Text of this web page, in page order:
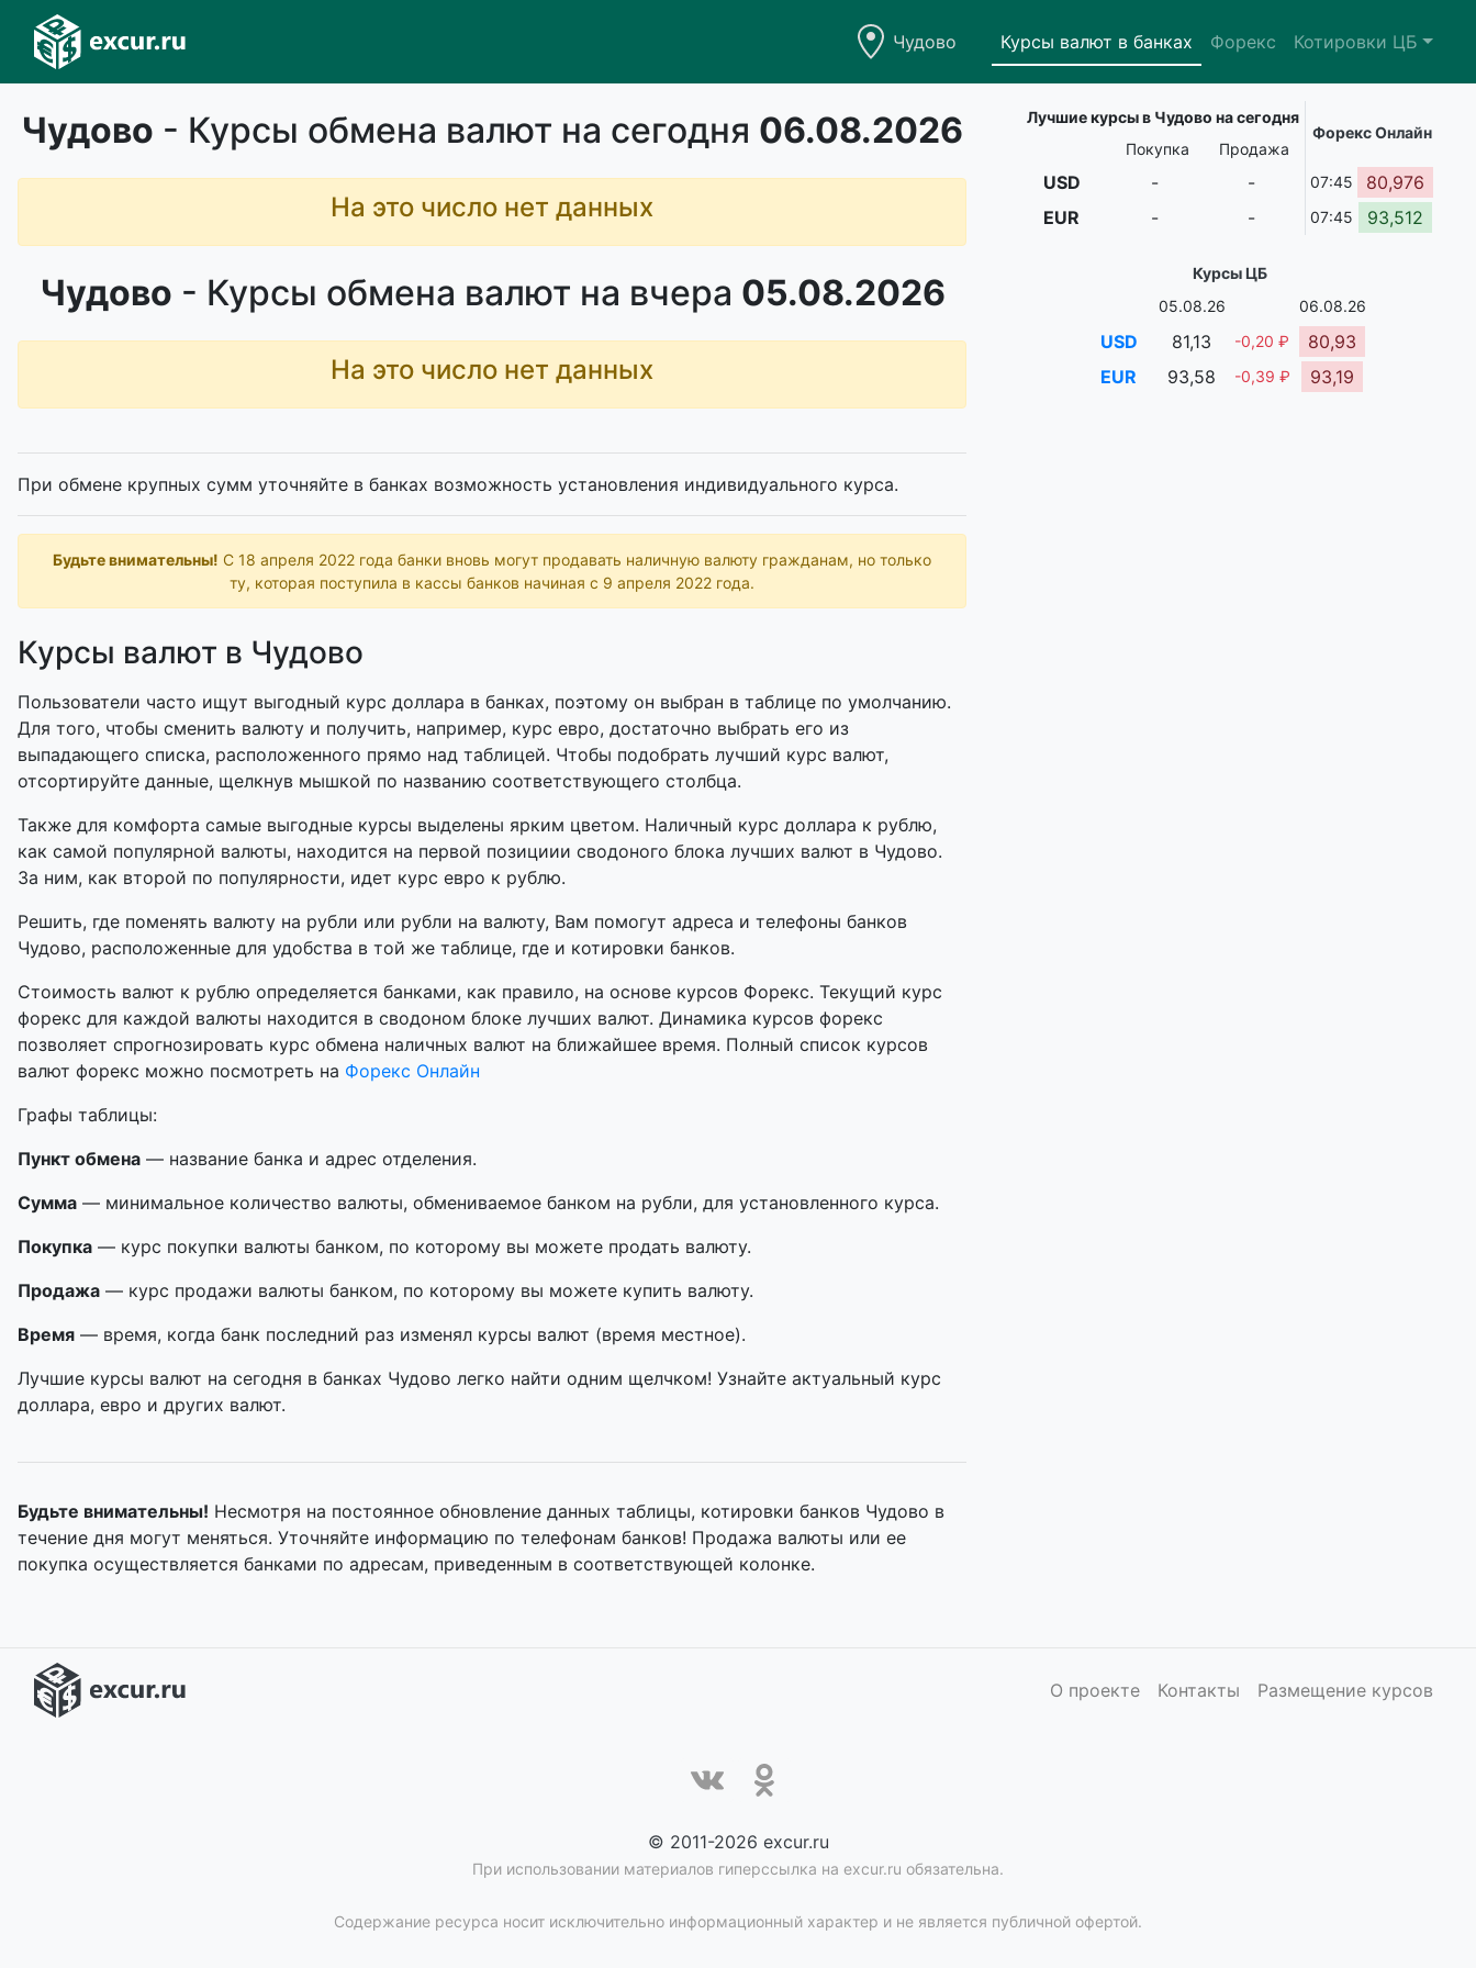
Чудово Курсы валют в банках Форекс Котировки ЦБ
Чудово - Курсы обмена валют на сегодня 06.08.2026
На это число нет данных
Чудово - Курсы обмена валют на вчера 05.08.2026
На это число нет данных
При обмене крупных сумм уточняйте в банках возможность установления индивидуального курса.
Будьте внимательны! С 18 апреля 2022 года банки вновь могут продавать наличную валюту гражданам, но только
ту, которая поступила в кассы банков начиная с 9 апреля 2022 года.
Курсы валют в Чудово
Пользователи часто ищут выгодный курс доллара в банках, поэтому он выбран в таблице по умолчанию.
Для того, чтобы сменить валюту и получить, например, курс евро, достаточно выбрать его из
выпадающего списка, расположенного прямо над таблицей. Чтобы подобрать лучший курс валют,
отсортируйте данные, щелкнув мышкой по названию соответствующего столбца.
Также для комфорта самые выгодные курсы выделены ярким цветом. Наличный курс доллара к рублю,
как самой популярной валюты, находится на первой позициии сводоного блока лучших валют в Чудово.
За ним, как второй по популярности, идет курс евро к рублю.
Решить, где поменять валюту на рубли или рубли на валюту, Вам помогут адреса и телефоны банков
Чудово, расположенные для удобства в той же таблице, где и котировки банков.
Стоимость валют к рублю определяется банками, как правило, на основе курсов Форекс. Текущий курс
форекс для каждой валюты находится в сводоном блоке лучших валют. Динамика курсов форекс
позволяет спрогнозировать курс обмена наличных валют на ближайшее время. Полный список курсов
валют форекс можно посмотреть на Форекс Онлайн
Графы таблицы:
Пункт обмена — название банка и адрес отделения.
Сумма — минимальное количество валюты, обмениваемое банком на рубли, для установленного курса.
Покупка — курс покупки валюты банком, по которому вы можете продать валюту.
Продажа — курс продажи валюты банком, по которому вы можете купить валюту.
Время — время, когда банк последний раз изменял курсы валют (время местное).
Лучшие курсы валют на сегодня в банках Чудово легко найти одним щелчком! Узнайте актуальный курс
доллара, евро и других валют.
Будьте внимательны! Несмотря на постоянное обновление данных таблицы, котировки банков Чудово в
течение дня могут меняться. Уточняйте информацию по телефонам банков! Продажа валюты или ее
покупка осуществляется банками по адресам, приведенным в соответствующей колонке.
Лучшие курсы в Чудово на сегодня
Форекс Онлайн
Покупка
Продажа
USD - - 07:45
80,976
EUR
- - 07:45 93,512
Курсы ЦБ
05.08.26
06.08.26
USD 81,13 -0,20 ₽
80,93
EUR
93,58 -0,39 ₽ 93,19
О проекте Контакты Размещение курсов
© 2011-2026 excur.ru
При использовании материалов гиперссылка на excur.ru обязательна.
Содержание ресурса носит исключительно информационный характер и не является публичной офертой.